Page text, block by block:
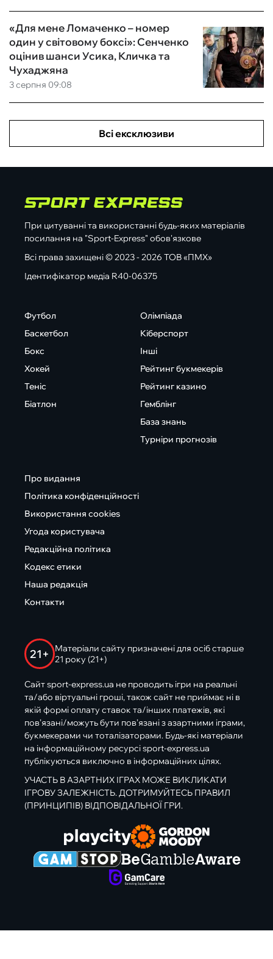
3 серпня 09:08
«Для мене Ломаченко – номер
один у світовому боксі»: Сенченко
оцінив шанси Усика, Кличка та
Чухаджяна
Всі ексклюзиви
При цитуванні та використанні будь-яких матеріалів
посилання на "Sport-Express" обов'язкове
Всі права захищені © 2023 - 2026 ТОВ «ПМХ»
Ідентифікатор медіа R40-06375
Футбол
Баскетбол
Бокс
Хокей
Теніс
Біатлон
Олімпіада
Кіберспорт
Інші
Рейтинг букмекерів
Рейтинг казино
Гемблінг
База знань
Турніри прогнозів
Про видання
Політика конфіденційності
Використання cookies
Угода користувача
Редакційна політика
Кодекс етики
Наша редакція
Контакти
21+
Матеріали сайту призначені для осіб старше
21 року (21+)
Сайт sport-express.ua не проводить ігри на реальні
та/або віртуальні гроші, також сайт не приймає ні в
якій формі оплату ставок та/інших платежів, які
пов’язані/можуть бути пов’язані з азартними іграми,
букмекерами чи тоталізаторами. Будь-які матеріали
на інформаційному ресурсі sport-express.ua
публікуються виключно в інформаційних цілях.
УЧАСТЬ В АЗАРТНИХ ІГРАХ МОЖЕ ВИКЛИКАТИ
ІГРОВУ ЗАЛЕЖНІСТЬ. ДОТРИМУЙТЕСЬ ПРАВИЛ
(ПРИНЦИПІВ) ВІДПОВІДАЛЬНОЇ ГРИ.